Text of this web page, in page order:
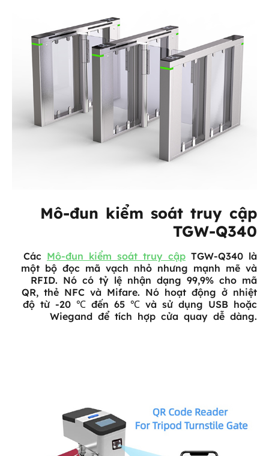
Mô-đun kiểm soát truy cập
TGW-Q340
Các Mô-đun kiểm soát truy cập TGW-Q340 là
một bộ đọc mã vạch nhỏ nhưng mạnh mẽ và
RFID. Nó có tỷ lệ nhận dạng 99,9% cho mã
QR, thẻ NFC và Mifare. Nó hoạt động ở nhiệt
độ từ -20 ℃ đến 65 ℃ và sử dụng USB hoặc
Wiegand để tích hợp cửa quay dễ dàng.